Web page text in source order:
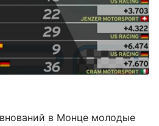
в Монце молодые